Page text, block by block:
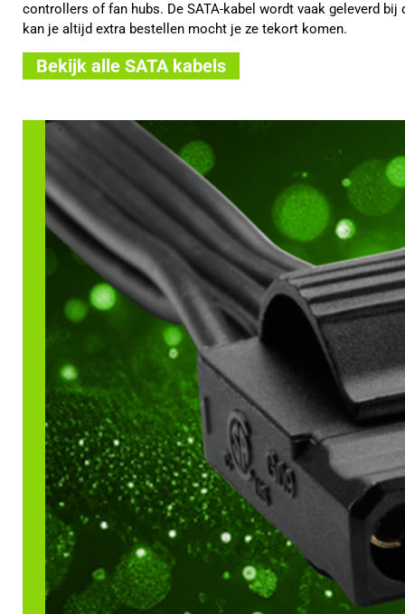
controllers of fan hubs. De SATA-kabel wordt vaak geleverd
kan je altijd extra bestellen mocht je ze tekort komen.
Bekijk alle SATA kabels